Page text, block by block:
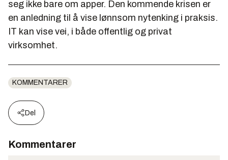
seg ikke bare om apper. Den kommende krisen er
en anledning til å vise lønnsom nytenking i praksis.
IT kan vise vei, i både offentlig og privat
virksomhet.
KOMMENTARER
Del
Kommentarer